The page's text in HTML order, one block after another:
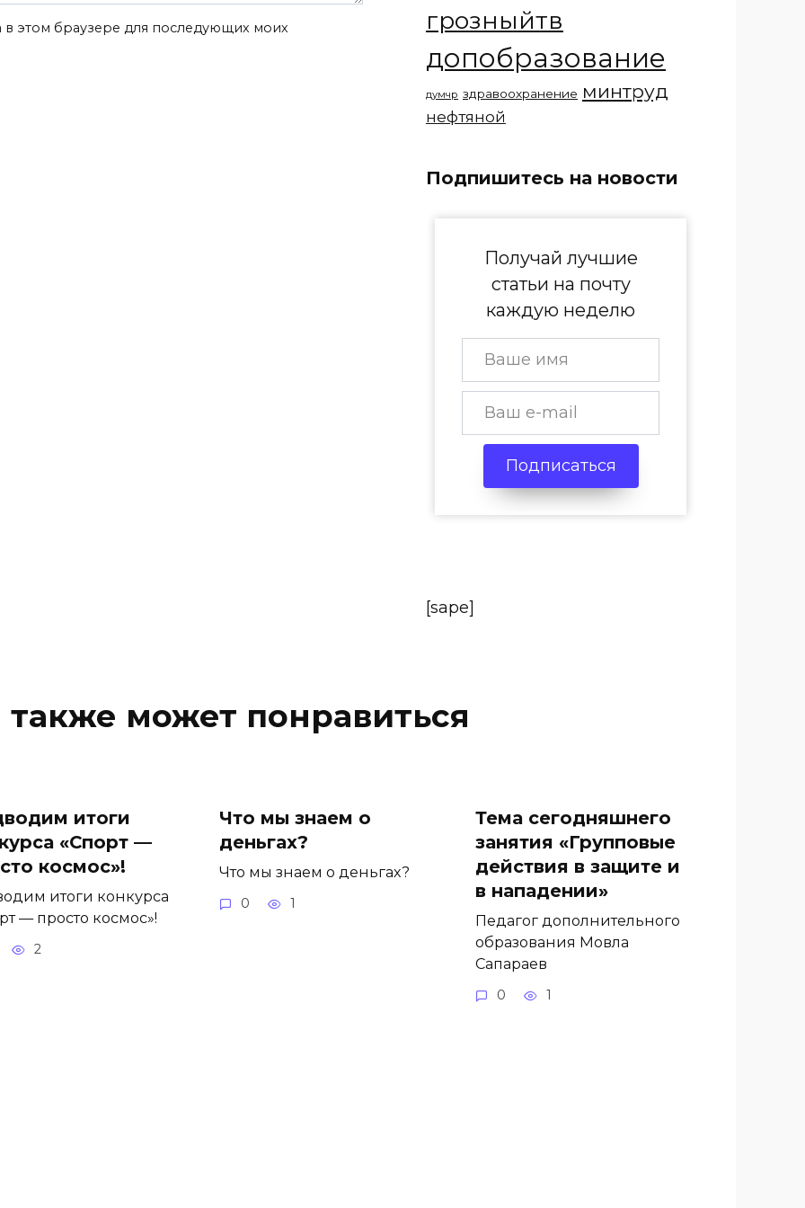
в этом браузере для последующих моих грозныйтв
допобразование
думчр здравоохранение минтруд
нефтяной
Подпишитесь на новости
Получай лучшие
статьи на почту
каждую неделю
Подписаться
[sape]
может понравиться
итоги
«Спорт —
космос»!
итоги конкурса
— просто космос»!
2
Что мы знаем о
деньгах?
Что мы знаем о деньгах?
0 1
Тема сегодняшнего
занятия «Групповые
действия в защите и
в нападении»
Педагог дополнительного
образования Мовла
Сапараев
0 1